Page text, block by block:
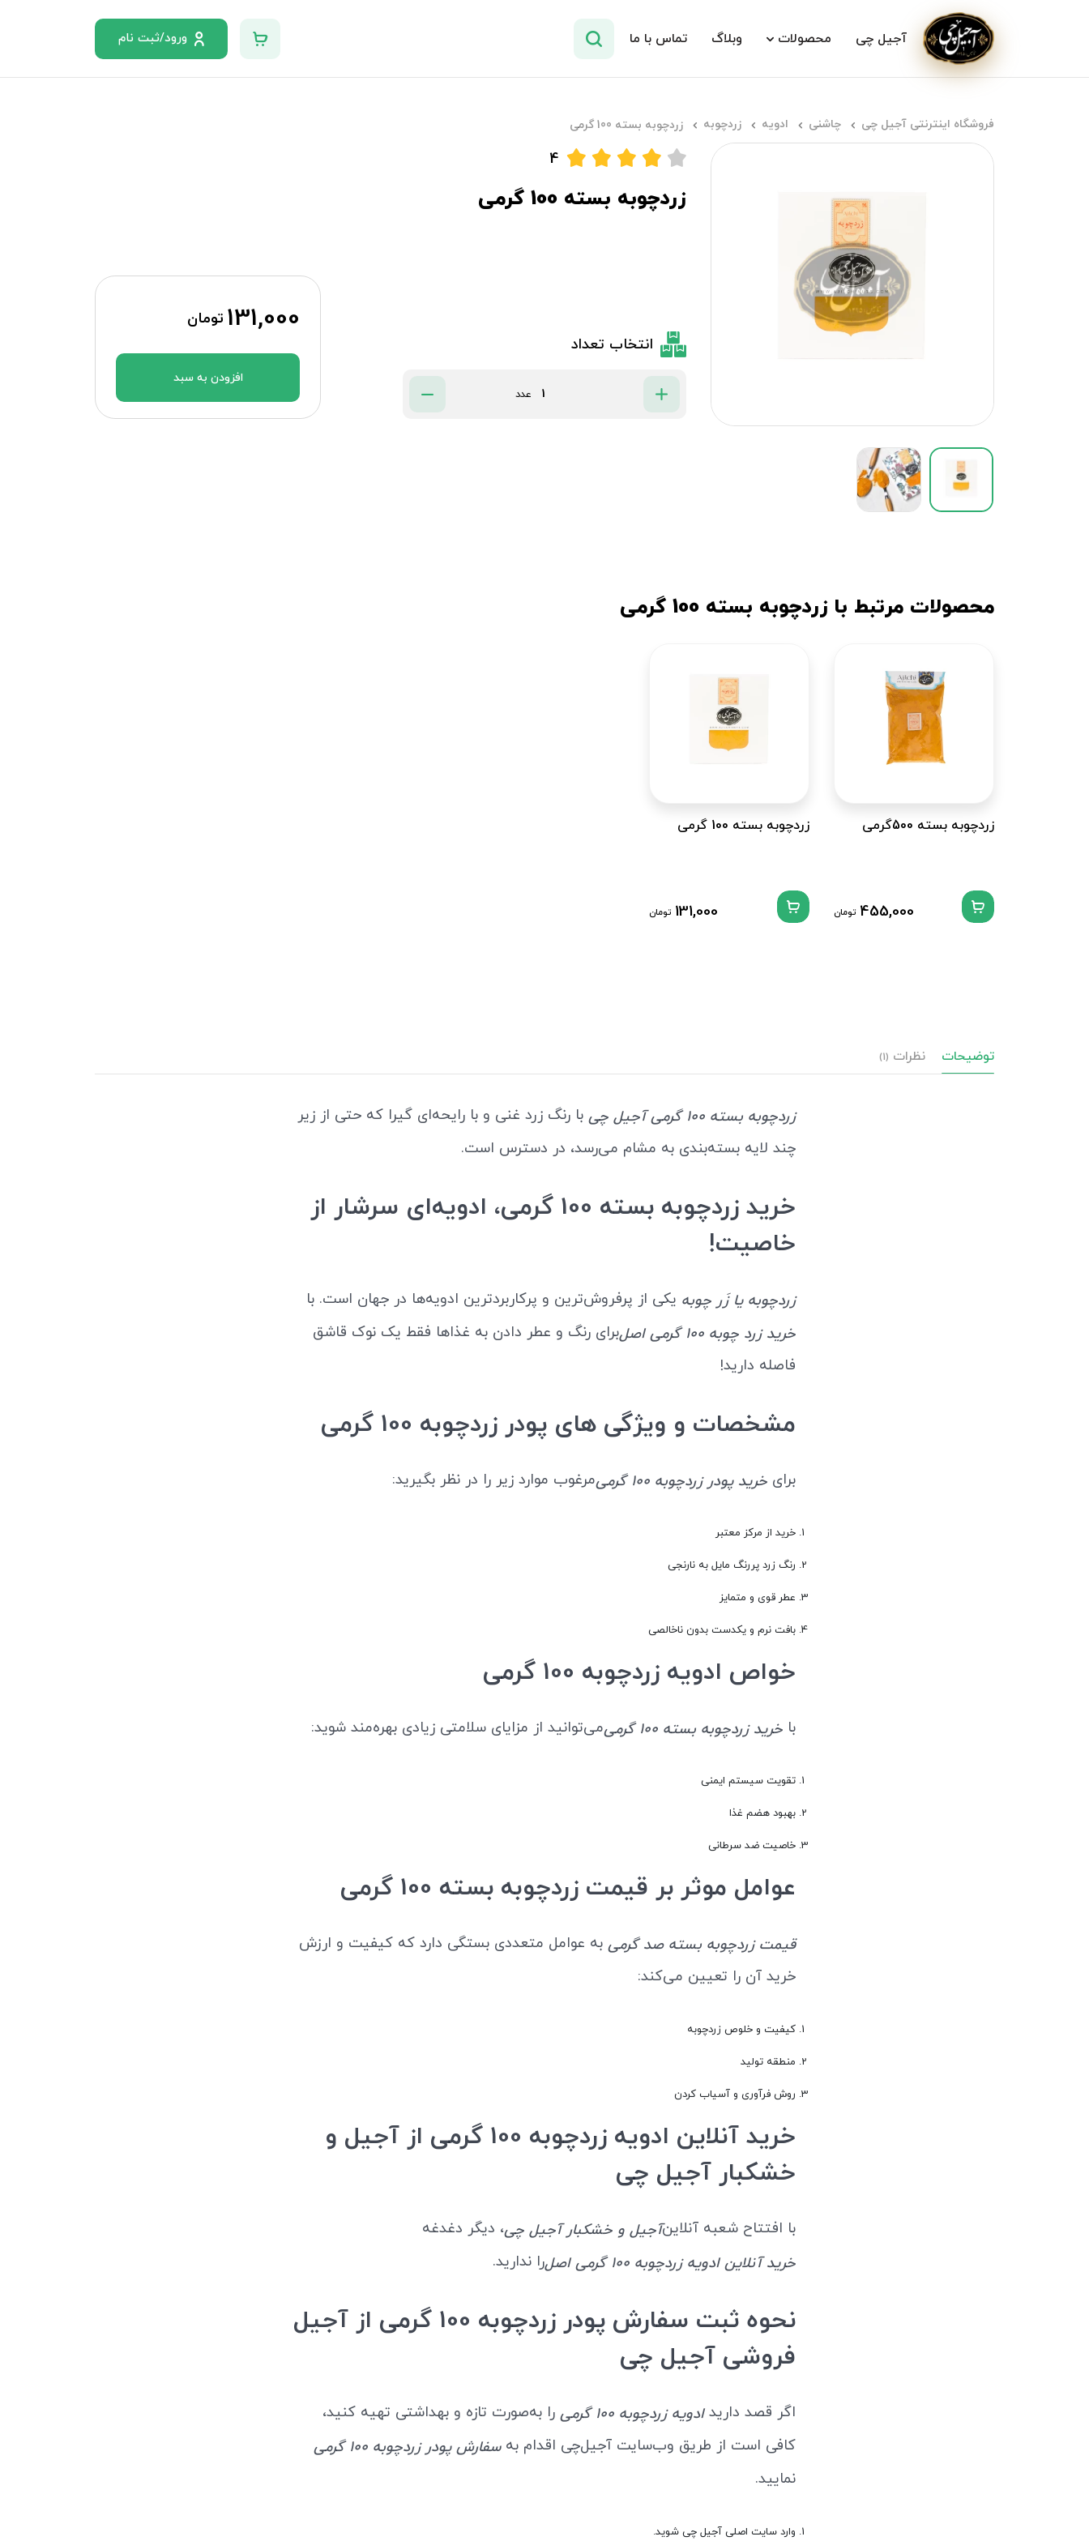
آجیل چی محصولات وبلاگ تماس با ما ورود/ثبت نام
فروشگاه اینترنتی آجیل چی چاشنی ادویه زردچوبه زردچوبه بسته 100 گرمی
4
زردچوبه بسته 100 گرمی
انتخاب تعداد
عدد
131,000 تومان
افزودن به سبد
محصولات مرتبط با زردچوبه بسته 100 گرمی
زردچوبه بسته 500گرمی
455,000 تومان
زردچوبه بسته 100 گرمی
131,000 تومان
توضیحات نظرات (1)
زردچوبه بسته 100 گرمی آجیل چی
با رنگ زرد غنی و با رایحه‌ای گیرا که حتی از زیر
چند لایه بسته‌بندی به مشام می‌رسد، در دسترس است.
خرید زردچوبه بسته 100 گرمی، ادویه‌ای سرشار از
خاصیت!
زردچوبه یا زَر چوبه یکی از پرفروش‌ترین و پرکاربردترین ادویه‌ها در جهان است. با
خرید زرد چوبه 100 گرمی اصل
برای رنگ و عطر دادن به غذاها فقط یک نوک قاشق
فاصله دارید!
مشخصات و ویژگی های پودر زردچوبه 100 گرمی
برای خرید پودر زردچوبه 100 گرمی مرغوب موارد زیر را در نظر بگیرید:
خرید از مرکز معتبر
رنگ زرد پررنگ مایل به نارنجی
عطر قوی و متمایز
بافت نرم و یکدست بدون ناخالصی
خواص ادویه زردچوبه 100 گرمی
با خرید زردچوبه بسته 100 گرمی می‌توانید از مزایای سلامتی زیادی بهره‌مند شوید:
تقویت سیستم ایمنی
بهبود هضم غذا
خاصیت ضد سرطانی
عوامل موثر بر قیمت زردچوبه بسته 100 گرمی
قیمت زردچوبه بسته صد گرمی به عوامل متعددی بستگی دارد که کیفیت و ارزش
خرید آن را تعیین می‌کند:
کیفیت و خلوص زردچوبه
منطقه تولید
روش فرآوری و آسیاب کردن
خرید آنلاین ادویه زردچوبه 100 گرمی از آجیل و
خشکبار آجیل چی
با افتتاح شعبه آنلاینآجیل و خشکبار آجیل چی، دیگر دغدغه
خرید آنلاین ادویه زردچوبه 100 گرمی
اصلرا ندارید.
نحوه ثبت سفارش پودر زردچوبه 100 گرمی از آجیل
فروشی آجیل چی
اگر قصد داریدادویه زردچوبه 100 گرمی
را به‌صورت تازه و بهداشتی تهیه کنید،
کافی است از طریق وب‌سایت آجیل‌چی اقدام بهسفارش پودر زردچوبه 100 گرمی
نمایید.
وارد سایت اصلی آجیل چی شوید.